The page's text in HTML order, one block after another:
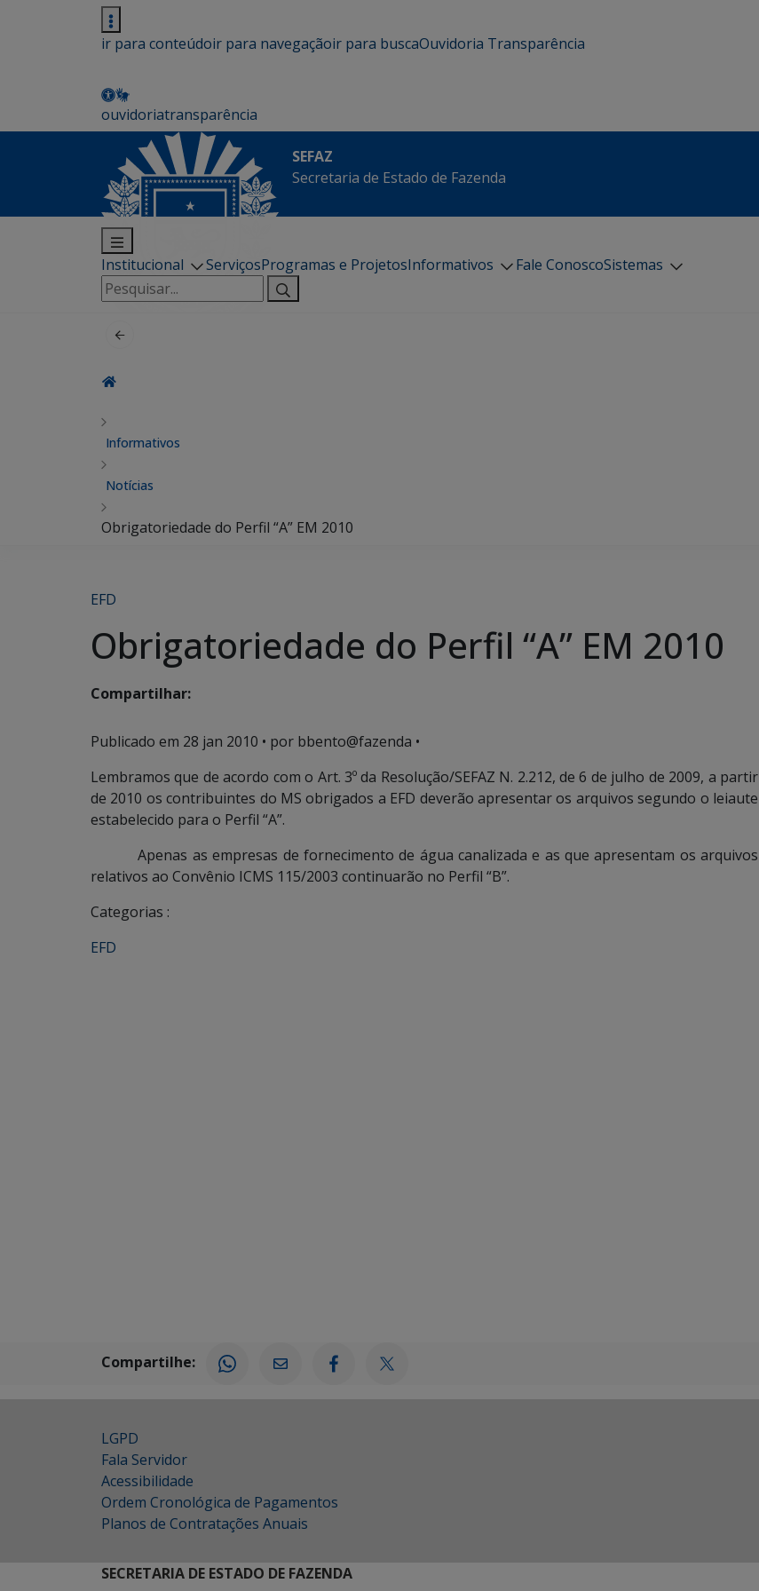
ir para conteúdoir para navegaçãoir para buscaOuvidoria Transparência
ouvidoriatransparência
SEFAZ
Secretaria de Estado de Fazenda
Institucional ServiçosProgramas e ProjetosInformativos Fale ConoscoSistemas
Pesquisar
por:
Informativos
Notícias
Obrigatoriedade do Perfil “A” EM 2010
EFD
Obrigatoriedade do Perfil “A” EM 2010
Compartilhar:
Publicado em 28 jan 2010 • por bbento@fazenda •
Lembramos que de acordo com o Art. 3º da Resolução/SEFAZ N. 2.212, de 6 de julho de 2009, a partir
de 2010 os contribuintes do MS obrigados a EFD deverão apresentar os arquivos segundo o leiaute
estabelecido para o Perfil “A”.
Apenas as empresas de fornecimento de água canalizada e as que apresentam os arquivos
relativos ao Convênio ICMS 115/2003 continuarão no Perfil “B”.
Categorias :
EFD
Compartilhe:
LGPD
Fala Servidor
Acessibilidade
Ordem Cronológica de Pagamentos
Planos de Contratações Anuais
SECRETARIA DE ESTADO DE FAZENDA